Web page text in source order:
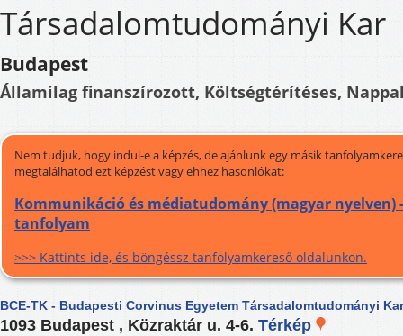
Társadalomtudományi Kar
Budapest
Államilag finanszírozott, Költségtérítéses,
Nem tudjuk, hogy indul-e a képzés, de ajánlunk egy másik
megtalálhatod ezt képzést vagy ehhez hasonlókat:
Kommunikáció és médiatudomány (magyar nyelven)
tanfolyam
>>> Kattints ide, és böngéssz tanfolyamkereső oldalunkon.
BCE-TK - Budapesti Corvinus Egyetem Társadalomtudományi Kar
1093 Budapest , Közraktár u. 4-6. Térkép